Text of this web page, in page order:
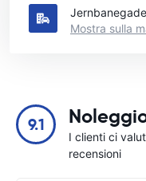
Mostra sulla
9.1
I clienti ci
recensioni